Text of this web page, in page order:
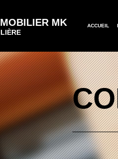
MK ACCUEIL